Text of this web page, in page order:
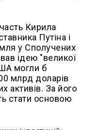
Кирила
Путіна і
у Сполучених
ідею "великої
могли б
млрд доларів
активів. За його
стати основою